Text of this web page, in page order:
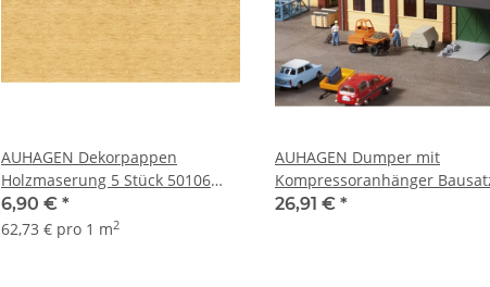
AUHAGEN Dekorpappen
Holzmaserung 5 Stück 50106
Spur H0 und TT
6,90 € *
62,73 € pro 1 m2
AUHAGEN Dumper mit
Kompressoranhänger
41641 Spur H0
26,91 € *